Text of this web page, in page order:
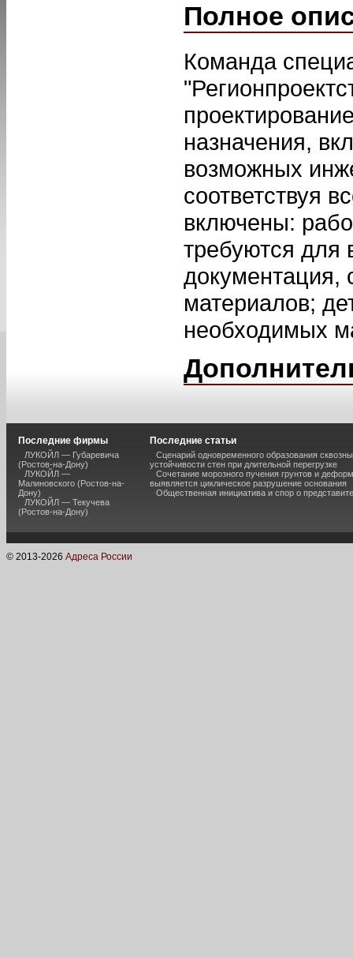
Полное
Команда
назначения,
возможных
соответствуя
включены:
требуются для
документация,
материалов;
необходимых
Последние фирмы
ЛУКОЙЛ — Губаревича
(Ростов-на-Дону)
ЛУКОЙЛ —
Малиновского (Ростов-на-
Дону)
ЛУКОЙЛ — Текучева
(Ростов-на-Дону)
Последние статьи
Сценарий одновременного образования
устойчивости стен при длительной перегрузке
Сочетание морозного пучения грунтов и
выявляется циклическое разрушение основания
Общественная инициатива и спор о
© 2013-2026 Адреса России